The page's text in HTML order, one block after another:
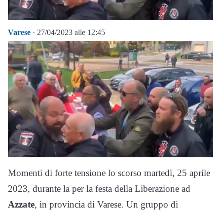
Varese · 27/04/2023 alle 12:45
Momenti di forte tensione lo scorso martedì, 25 aprile
2023, durante la per la festa della Liberazione ad
Azzate, in provincia di Varese. Un gruppo di